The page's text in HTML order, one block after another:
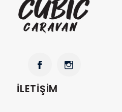
İLETIŞIM